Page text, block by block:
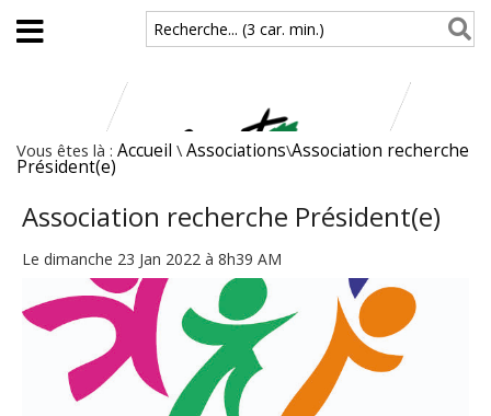
Aller au contenu principal
Recherche... (3 car. min.)
Vous êtes là : Accueil \ Associations\Association recherche
Président(e)
Association recherche Président(e)
Le dimanche 23 Jan 2022 à 8h39 AM